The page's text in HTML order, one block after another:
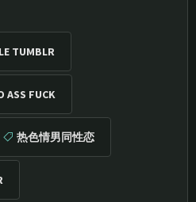
TUMBLR
ASS FUCK
热色情男同性恋